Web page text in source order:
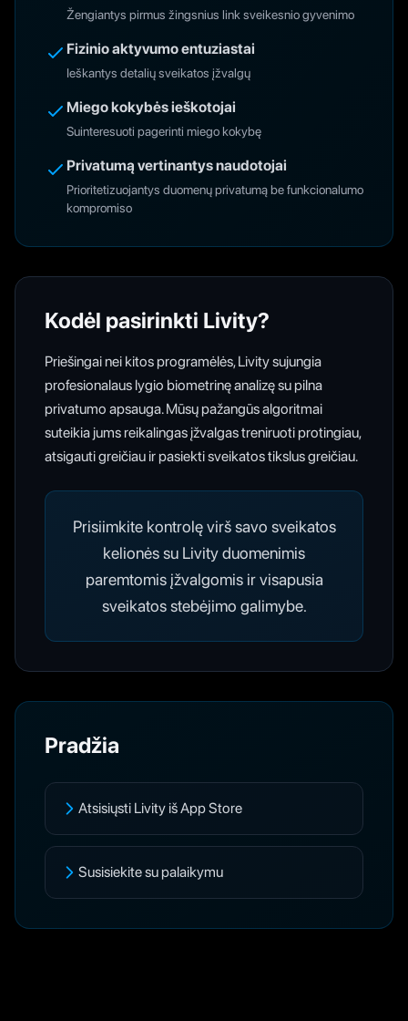
Žengiantys pirmus žingsnius link sveikesnio gyvenimo
Fizinio aktyvumo entuziastai
Ieškantys detalių sveikatos įžvalgų
Miego kokybės ieškotojai
Suinteresuoti pagerinti miego kokybę
Privatumą vertinantys naudotojai
Prioritetizuojantys duomenų privatumą be funkcionalumo
kompromiso
Kodėl pasirinkti Livity?
Priešingai nei kitos programėlės, Livity sujungia
profesionalaus lygio biometrinę analizę su pilna
privatumo apsauga. Mūsų pažangūs algoritmai
suteikia jums reikalingas įžvalgas treniruoti protingiau,
atsigauti greičiau ir pasiekti sveikatos tikslus greičiau.
Prisiimkite kontrolę virš savo sveikatos
kelionės su Livity duomenimis
paremtomis įžvalgomis ir visapusia
sveikatos stebėjimo galimybe.
Pradžia
Atsisiųsti Livity iš App Store
Susisiekite su palaikymu